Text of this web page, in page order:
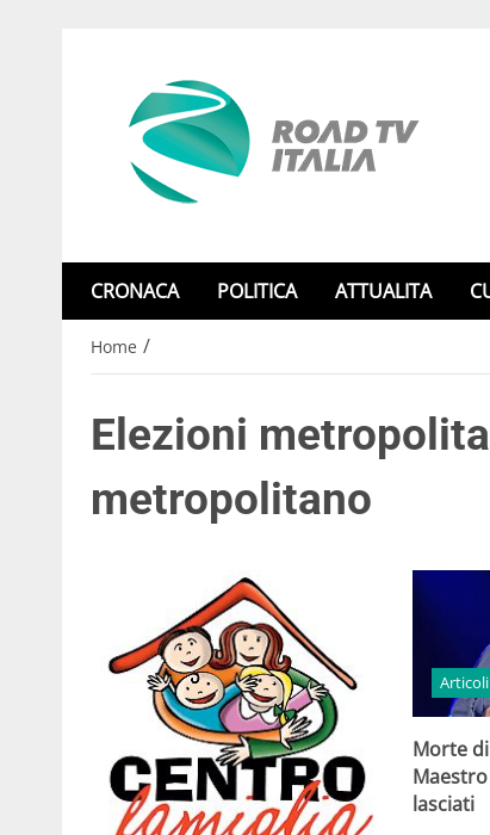
CRONACA POLITICA ATTUALITA
Home /
Elezioni
metropolitano
Articoli
Morte
lasciati